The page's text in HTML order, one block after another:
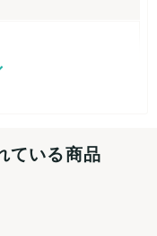
で、ご了承下さい
ている商品